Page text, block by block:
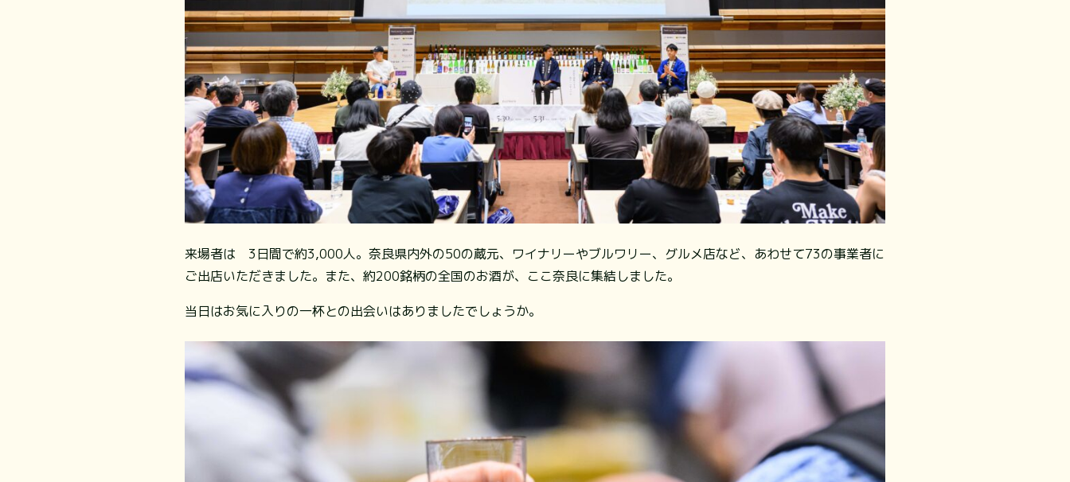
来場者は 3日間で約3,000人。奈良県内外の50の蔵元、ワイナリーやブルワリー、グルメ店など、あわせて73の事業者に
ご出店いただきました。また、約200銘柄の全国のお酒が、ここ奈良に集結しました。
当日はお気に入りの一杯との出会いはありましたでしょうか。